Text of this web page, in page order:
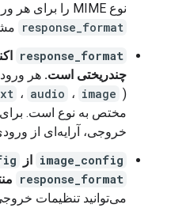
نوع MIME را برای هر ورودی فرمت درون
response_format
response_format
چندریختی است. هر
، audio ، image
مختص به نوع است.
خروجی، آرایه‌ای از
image_config از
response_format
می‌توانید تنظیمات